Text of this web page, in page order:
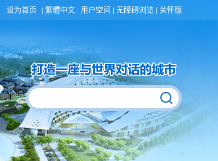
设为首页 | 繁體中文 | 用户空间 | 无障碍浏览 | 关怀版